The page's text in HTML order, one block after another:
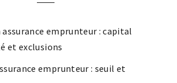
assurance emprunteur : capital
et exclusions
emprunteur : seuil et